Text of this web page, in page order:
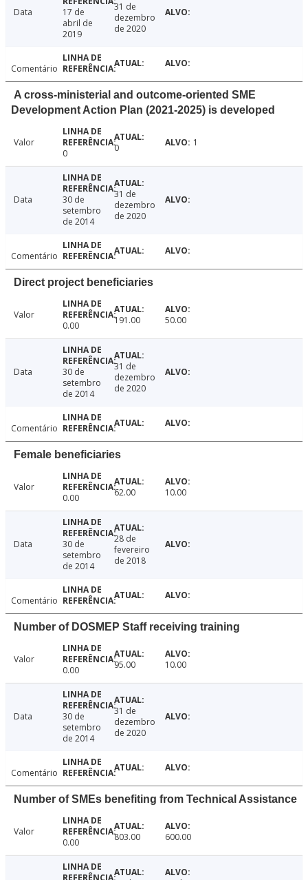
Data
17 de
abril de
2019
31 de
dezembro
de 2020
Comentário
A cross-ministerial and outcome-oriented SME
Development Action Plan (2021-2025) is developed
Valor
0
0 1
Data
30 de
setembro
de 2014
31 de
dezembro
de 2020
Comentário
Direct project beneficiaries
Valor
0.00
191.00 50.00
Data
30 de
setembro
de 2014
31 de
dezembro
de 2020
Comentário
Female beneficiaries
Valor
0.00
62.00 10.00
Data
30 de
setembro
de 2014
28 de
fevereiro
de 2018
Comentário
Number of DOSMEP Staff receiving training
Valor
0.00
95.00 10.00
Data
30 de
setembro
de 2014
31 de
dezembro
de 2020
Comentário
Number of SMEs benefiting from Technical Assistance
Valor
0.00
803.00 600.00